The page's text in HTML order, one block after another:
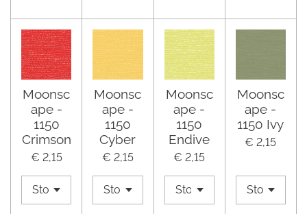
Moonsc
ape -
1150
Crimson
€ 2,15
Moonsc
ape -
1150
Cyber
€ 2,15
Moonsc
ape -
1150
Endive
€ 2,15
Moonsc
ape -
1150 Ivy
€ 2,15